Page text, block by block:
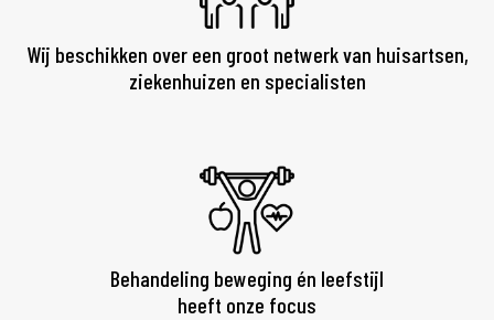
Wij beschikken over een groot netwerk van huisartsen,
ziekenhuizen en specialisten
Behandeling beweging én leefstijl
heeft onze focus